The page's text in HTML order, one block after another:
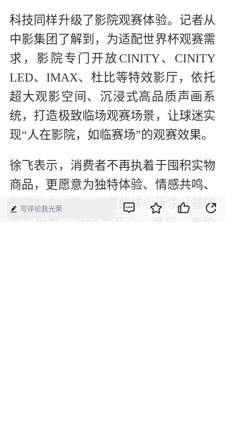
科技同样升级了影院观赛体验。记者从
中影集团了解到，为适配世界杯观赛需
求，影院专门开放CINITY、CINITY
LED、IMAX、杜比等特效影厅，依托
超大观影空间、沉浸式高品质声画系
统，打造极致临场观赛场景，让球迷实
现“人在影院，如临赛场”的观赛效果。
徐飞表示，消费者不再执着于囤积实物
商品，更愿意为独特体验、情感共鸣、
圈层社交付费，消费的核心诉求从基础
的实用性，升级为开心、难忘、有价
写评论我光荣